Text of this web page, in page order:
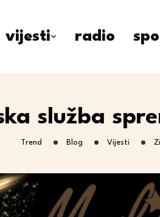
vijesti radio
služba
Trend Blog Vijesti